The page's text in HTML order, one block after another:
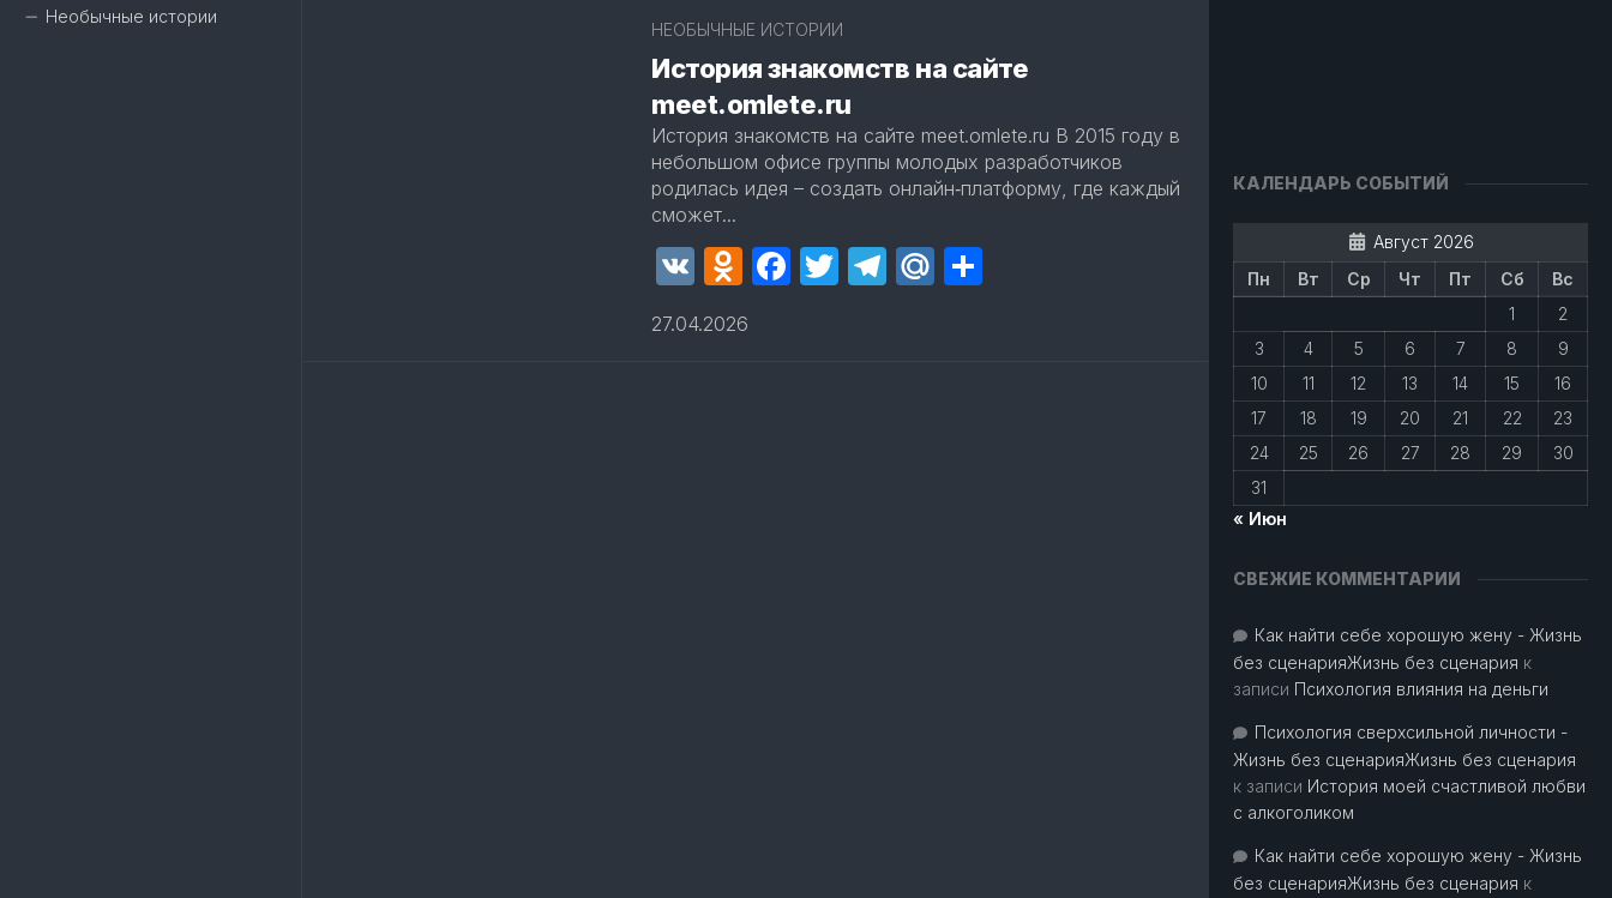
Необычные истории
НЕОБЫЧНЫЕ ИСТОРИИ
История знакомств на сайте
meet.omlete.ru
История знакомств на сайте meet.omlete.ru В 2015 году в
небольшом офисе группы молодых разработчиков
родилась идея – создать онлайн‑платформу, где каждый
сможет...
VK Odnoklassniki
Facebook
Twitter
Telegram
Mail.Ru
27.04.2026
КАЛЕНДАРЬ СОБЫТИЙ
Август 2026
Пн
Вт Ср Чт Пт Сб
Вс
1
2
3
4 5 6 7 8
9
10
11 12 13 14 15
16
17
18 19 20 21 22
23
24
25 26 27 28 29
30
31
« Июн
СВЕЖИЕ КОММЕНТАРИИ
Как найти себе хорошую жену - Жизнь
без сценарияЖизнь без сценария к
записи Психология влияния на деньги
Психология сверхсильной личности -
Жизнь без сценарияЖизнь без сценария
к записи История моей счастливой любви
с алкоголиком
Как найти себе хорошую жену - Жизнь
без сценарияЖизнь без сценария к